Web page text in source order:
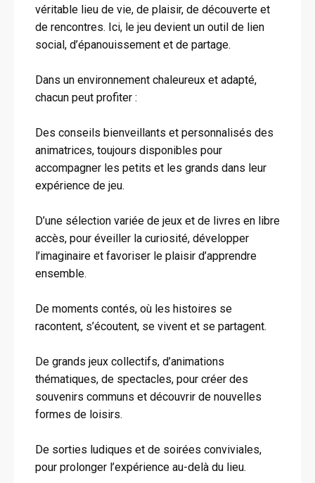
véritable lieu de vie, de plaisir, de découverte et
de rencontres. Ici, le jeu devient un outil de lien
social, d’épanouissement et de partage.
Dans un environnement chaleureux et adapté,
chacun peut profiter :
Des conseils bienveillants et personnalisés des
animatrices, toujours disponibles pour
accompagner les petits et les grands dans leur
expérience de jeu.
D’une sélection variée de jeux et de livres en libre
accès, pour éveiller la curiosité, développer
l’imaginaire et favoriser le plaisir d’apprendre
ensemble.
De moments contés, où les histoires se
racontent, s’écoutent, se vivent et se partagent.
De grands jeux collectifs, d’animations
thématiques, de spectacles, pour créer des
souvenirs communs et découvrir de nouvelles
formes de loisirs.
De sorties ludiques et de soirées conviviales,
pour prolonger l’expérience au-delà du lieu.